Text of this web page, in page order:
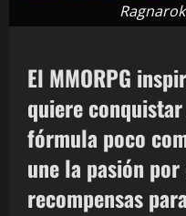
El MMORPG
quiere
fórmula poco
une la pasión
recompensas